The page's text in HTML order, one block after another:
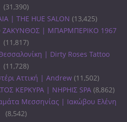
(31,390)
| THE HUE SALON (13,425)
ΖΑΚΥΝΘΟΣ | ΜΠΑΡΜΠΕΡΙΚΟ 1967
(11,817)
| Dirty Roses Tattoo
(11,728)
Αττική | Andrew (11,502)
ΚΕΡΚΥΡΑ | ΝΗΡΗΙΣ SPA (8,862)
Μεσσηνίας | Ιακώβου Ελένη
(8,542)